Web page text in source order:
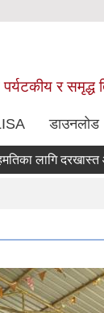
र समृद्ध
डाउनलोड
दरखास्त आब्हान